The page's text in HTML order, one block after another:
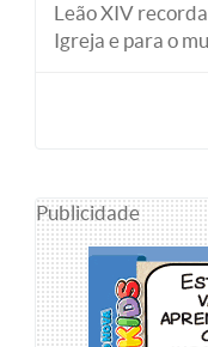
Leão XIV
Igreja e para o
Publicidade